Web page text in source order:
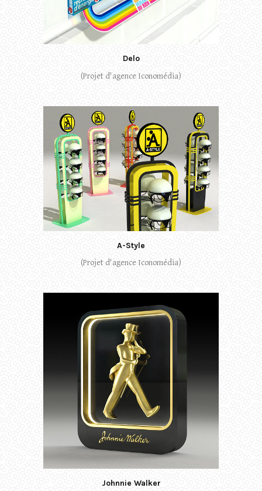
Delo
(Projet d'agence Iconomédia)
A-Style
(Projet d'agence Iconomédia)
Johnnie Walker